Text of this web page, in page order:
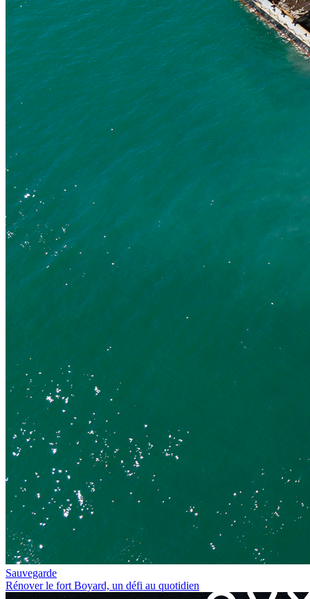
Sauvegarde
Rénover le fort Boyard, un défi au quotidien